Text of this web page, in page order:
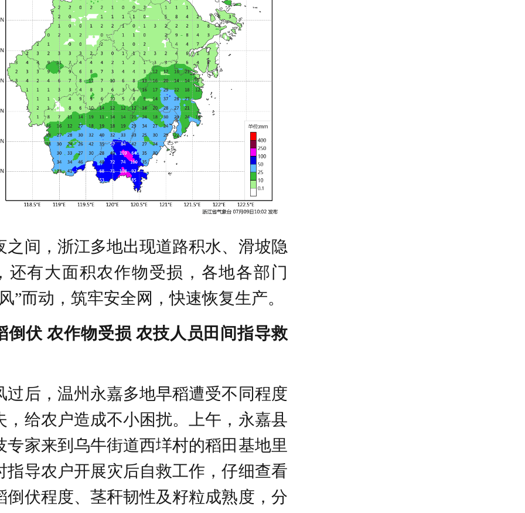
之间，浙江多地出现道路积水、滑坡隐
还有大面积农作物受损，各地各部门
”而动，筑牢安全网，快速恢复生产。
倒伏 农作物受损 农技人员田间指导救
过后，温州永嘉多地早稻遭受不同程度
，给农户造成不小困扰。上午，永嘉县
专家来到乌牛街道西垟村的稻田基地里
指导农户开展灾后自救工作，仔细查看
倒伏程度、茎秆韧性及籽粒成熟度，分